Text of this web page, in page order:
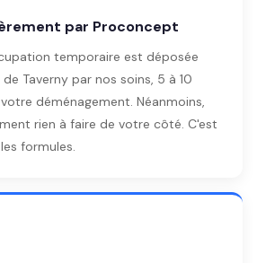
par Proconcept
temporaire est déposée
Taverny par nos soins, 5 à 10
déménagement. Néanmoins,
rien à faire de votre côté. C'est
formules.